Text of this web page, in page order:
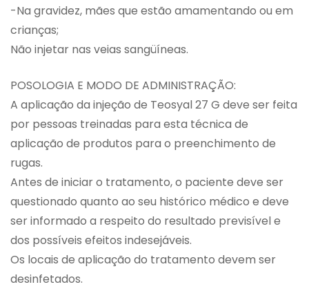
-Na gravidez, mães que estão amamentando ou em
crianças;
Não injetar nas veias sangüíneas.
POSOLOGIA E MODO DE ADMINISTRAÇÃO:
A aplicação da injeção de Teosyal 27 G deve ser feita
por pessoas treinadas para esta técnica de
aplicação de produtos para o preenchimento de
rugas.
Antes de iniciar o tratamento, o paciente deve ser
questionado quanto ao seu histórico médico e deve
ser informado a respeito do resultado previsível e
dos possíveis efeitos indesejáveis.
Os locais de aplicação do tratamento devem ser
desinfetados.